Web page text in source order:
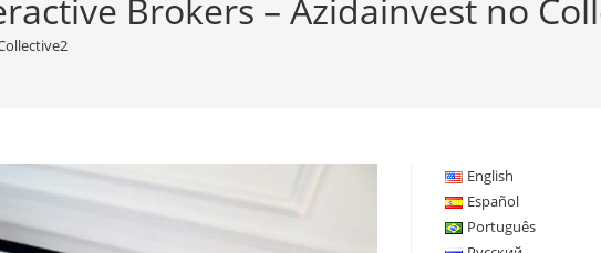
Brokers – Azidainvest no
English
Español
Português